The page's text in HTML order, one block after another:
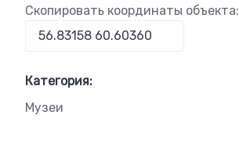
Скопировать координаты объекта:
Категория:
Музеи